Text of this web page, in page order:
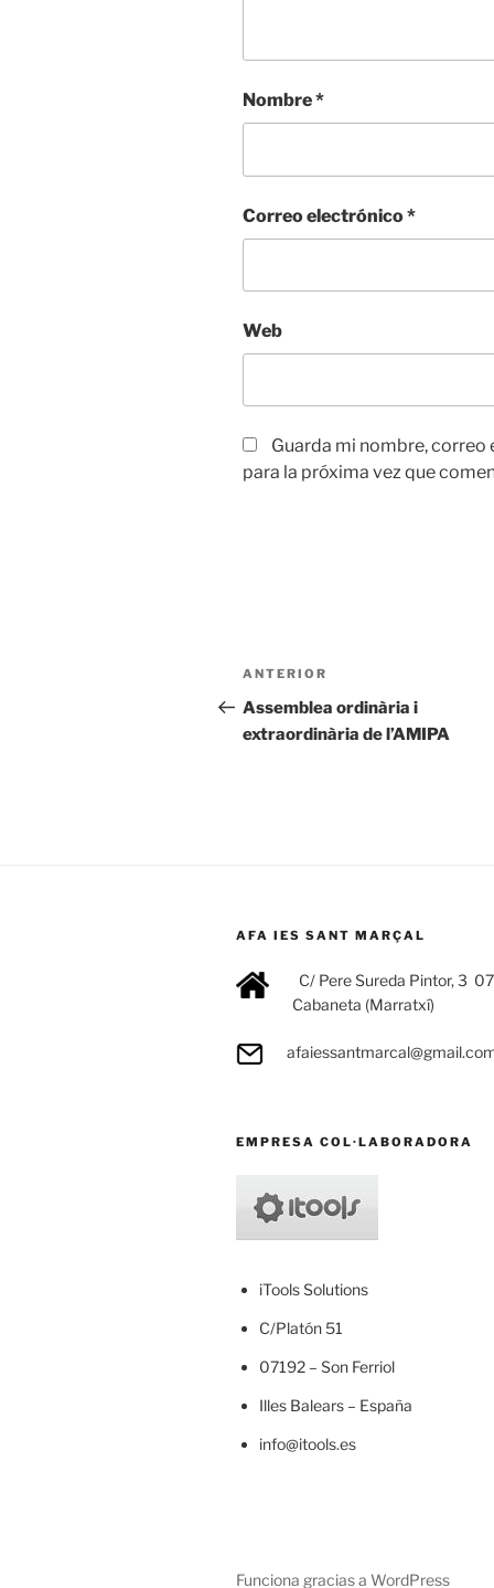
Nombre*
Correo electrónico*
Web
Guarda mi nombre,
para la próxima vez que
Navegación
de
entradas
Entrada
anterior:
ANTERIOR
Assemblea ordinària i
extraordinària de l’AMIPA
AFA IES SANT MARÇAL
C/ Pere Sureda Pintor, 3
Cabaneta (Marratxí)
EMPRESA COL·LABORADORA
iTools Solutions
C/Platón 51
07192 – Son Ferriol
Illes Balears – España
info@itools.es
Funciona gracias a WordPress